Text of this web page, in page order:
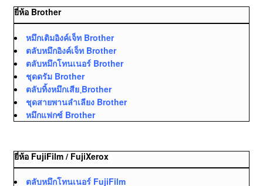
ยี่ห้อ Brother
หมึกเติมอิงค์เจ็ท Brother
ตลับหมึกอิงค์เจ็ท Brother
ตลับหมึกโทนเนอร์ Brother
ชุดดรัม Brother
ตลับทิ้งหมึกเสีย ฺBrother
ชุดสายพานลำเลียง Brother
หมึกแฟกซ์ Brother
ยี่ห้อ FujiFilm / FujiXerox
ตลับหมึกโทนเนอร์ FujiFilm